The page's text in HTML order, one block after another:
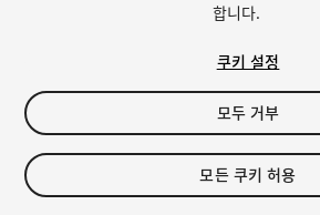
$19.99
세금/부가세는 결제 시 반영됩니다.
합니다.
쿠키 설정
모두 거부
모든 쿠키 허용